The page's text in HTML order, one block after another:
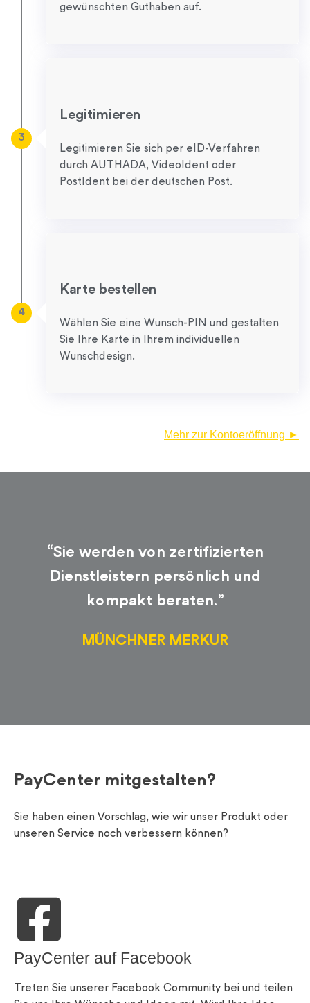
gewünschten Guthaben auf.
Legitimieren
Legitimieren Sie sich per eID-Verfahren
durch AUTHADA, VideoIdent oder
PostIdent bei der deutschen Post.
3
Karte bestellen
Wählen Sie eine Wunsch-PIN und gestalten
Sie Ihre Karte in Ihrem individuellen
Wunschdesign.
4
Mehr zur Kontoeröffnung ►
“Sie werden von zertifizierten
Dienstleistern persönlich und
kompakt beraten.”
MÜNCHNER MERKUR
PayCenter mitgestalten?
Sie haben einen Vorschlag, wie wir unser Produkt oder
unseren Service noch verbessern können?
PayCenter auf Facebook
Treten Sie unserer Facebook Community bei und teilen